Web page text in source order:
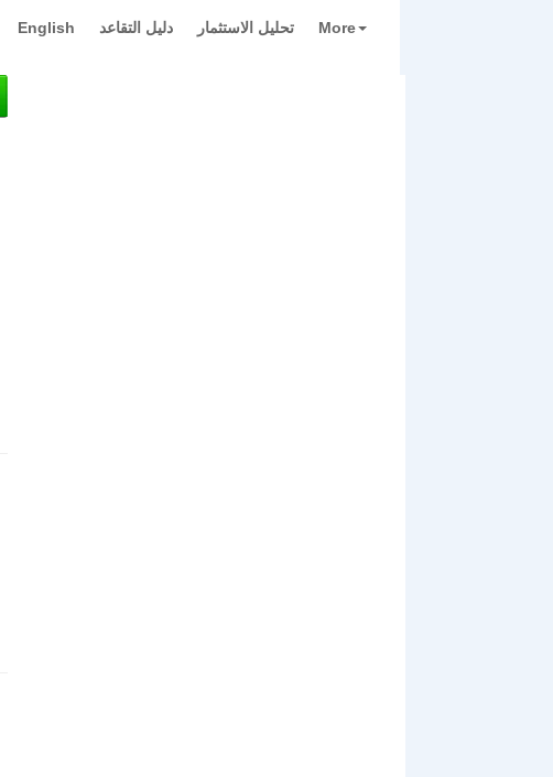
English دليل التقاعد تحليل الاستثمار More